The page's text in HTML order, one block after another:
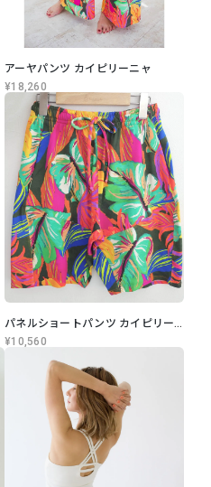
アーヤパンツ カイピリーニャ
¥18,260
パネルショートパンツ カイピリーニャ
¥10,560